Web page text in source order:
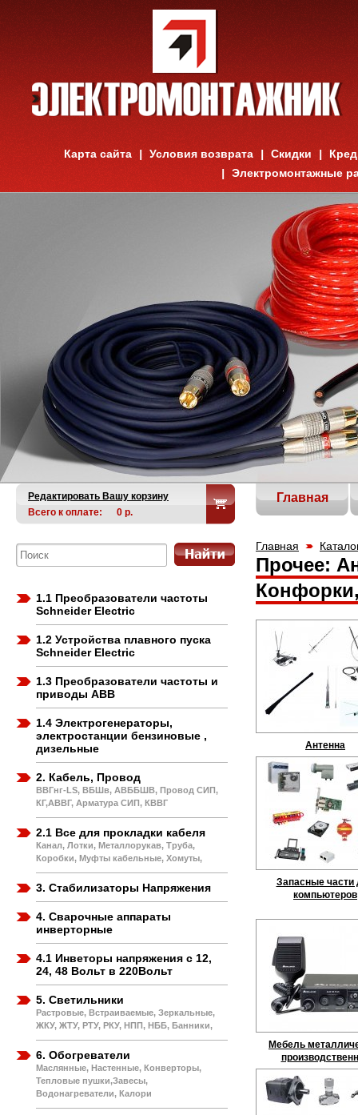
Карта сайта Условия возврата Скидки
Электромонтажные
Редактировать Вашу корзину
Всего к оплате:
0 р.
1.1 Преобразователи частоты
Schneider Electric
1.2 Устройства плавного пуска
Schneider Electric
1.3 Преобразователи частоты и
приводы ABB
1.4 Электрогенераторы,
электростанции бензиновые ,
дизельные
2. Кабель, Провод
ВВГнг-LS, ВБШв, АВББШВ, Провод СИП,
КГ,АВВГ, Арматура СИП, КВВГ
2.1 Все для прокладки кабеля
Канал, Лотки, Металлорукав, Труба,
Коробки, Муфты кабельные, Хомуты,
3. Стабилизаторы Напряжения
4. Сварочные аппараты
инверторные
4.1 Инветоры напряжения с 12,
24, 48 Вольт в 220Вольт
5. Светильники
Растровые, Встраиваемые, Зеркальные,
ЖКУ, ЖТУ, РТУ, РКУ, НПП, НББ, Банники,
6. Обогреватели
Маслянные, Настенные, Конверторы,
Тепловые пушки,Завесы,
Водонагреватели, Калори
Главная
Главная
Прочее:
Антенна
Запасные части
компьютеров
Мебель